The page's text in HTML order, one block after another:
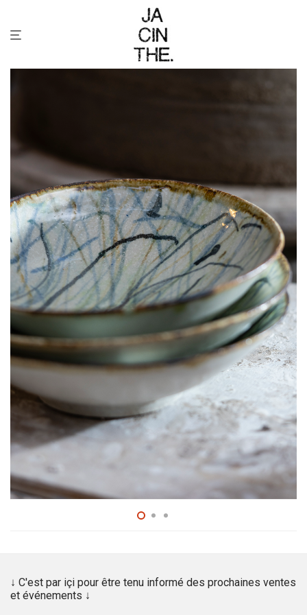
↓ C'est par içi pour être tenu informé des prochaines ventes
et événements ↓